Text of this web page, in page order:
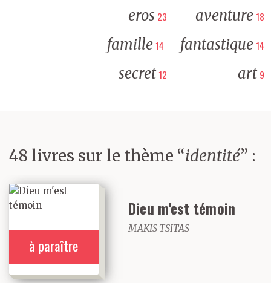
eros 23 aventure 18
famille 14 fantastique 14
secret 12 art 9
48 livres sur le thème “identité” :
à paraître
Dieu m'est témoin
MAKIS TSITAS